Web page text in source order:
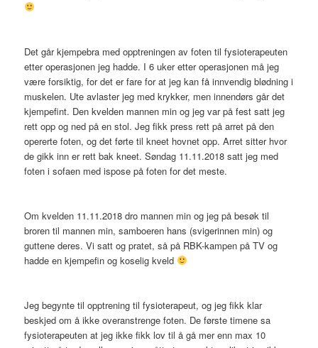
Det går kjempebra med opptreningen av foten til fysioterapeuten
etter operasjonen jeg hadde. I 6 uker etter operasjonen må jeg
være forsiktig, for det er fare for at jeg kan få innvendig blødning i
muskelen. Ute avlaster jeg med krykker, men innendørs går det
kjempefint. Den kvelden mannen min og jeg var på fest satt jeg
rett opp og ned på en stol. Jeg fikk press rett på arret på den
opererte foten, og det førte til kneet hovnet opp. Arret sitter hvor
de gikk inn er rett bak kneet. Søndag 11.11.2018 satt jeg med
foten i sofaen med ispose på foten for det meste.
Om kvelden 11.11.2018 dro mannen min og jeg på besøk til
broren til mannen min, samboeren hans (svigerinnen min) og
guttene deres. Vi satt og pratet, så på RBK-kampen på TV og
hadde en kjempefin og koselig kveld
Jeg begynte til opptrening til fysioterapeut, og jeg fikk klar
beskjed om å ikke overanstrenge foten. De første timene sa
fysioterapeuten at jeg ikke fikk lov til å gå mer enn max 10